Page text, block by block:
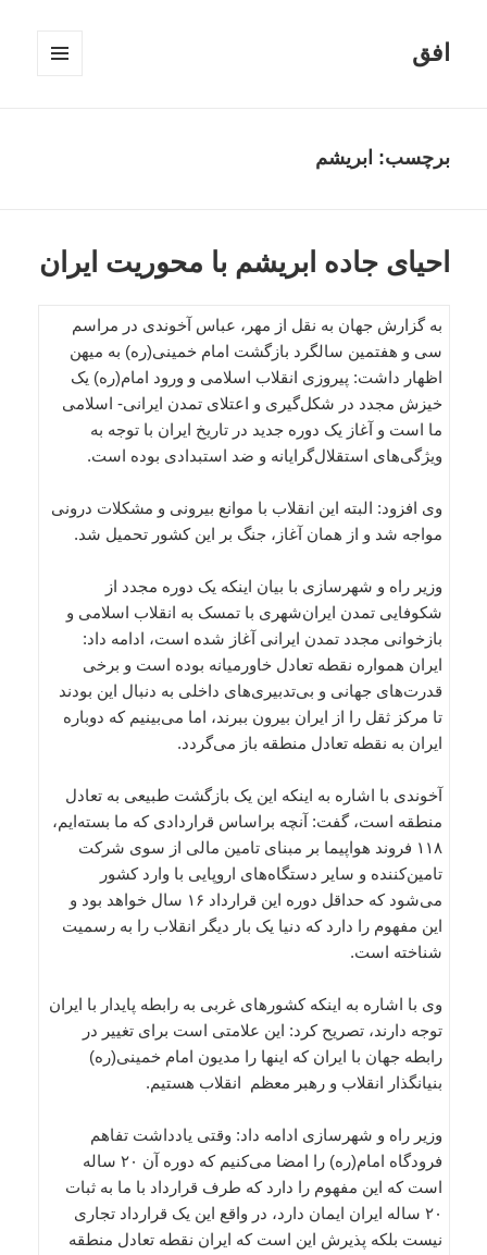
افق
برچسب: ابریشم
احیای جاده ابریشم با محوریت ایران
به گزارش جهان به نقل از مهر، عباس آخوندی در مراسم
سی و هفتمین سالگرد بازگشت امام خمینی(ره) به میهن
اظهار داشت: پیروزی انقلاب اسلامی و ورود امام(ره) یک
خیزش مجدد در شکل‌گیری و اعتلای تمدن ایرانی- اسلامی
ما است و آغاز یک دوره جدید در تاریخ ایران با توجه به
ویژگی‌های استقلال‌گرایانه و ضد استبدادی بوده است.
وی افزود: البته این انقلاب با موانع بیرونی و مشکلات درونی
مواجه شد و از همان آغاز، جنگ بر این کشور تحمیل شد.
وزیر راه و شهرسازی با بیان اینکه یک دوره مجدد از
شکوفایی تمدن ایران‌شهری با تمسک به انقلاب اسلامی و
بازخوانی مجدد تمدن ایرانی آغاز شده است، ادامه داد:
ایران همواره نقطه تعادل خاورمیانه بوده است و برخی
قدرت‌های جهانی و بی‌تدبیری‌های داخلی به دنبال این بودند
تا مرکز ثقل را از ایران بیرون ببرند، اما می‌بینیم که دوباره
ایران به نقطه تعادل منطقه باز می‌گردد.
آخوندی با اشاره به اینکه این یک بازگشت طبیعی به تعادل
منطقه است، گفت: آنچه براساس قراردادی که ما بسته‌ایم،
۱۱۸ فروند هواپیما بر مبنای تامین مالی از سوی شرکت
تامین‌کننده و سایر دستگاه‌های اروپایی با وارد کشور
می‌شود که حداقل دوره این قرارداد ۱۶ سال خواهد بود و
این مفهوم را دارد که دنیا یک بار دیگر انقلاب را به رسمیت
شناخته است.
وی با اشاره به اینکه کشورهای غربی به رابطه پایدار با ایران
توجه دارند، تصریح کرد: این علامتی است برای تغییر در
رابطه جهان با ایران که اینها را مدیون امام خمینی(ره)
بنیانگذار انقلاب و رهبر معظم انقلاب هستیم.
وزیر راه و شهرسازی ادامه داد: وقتی یادداشت تفاهم
فرودگاه امام(ره) را امضا می‌کنیم که دوره آن ۲۰ ساله
است که این مفهوم را دارد که طرف قرارداد با ما به ثبات
۲۰ ساله ایران ایمان دارد، در واقع این یک قرارداد تجاری
نیست بلکه پذیرش این است که ایران نقطه تعادل منطقه